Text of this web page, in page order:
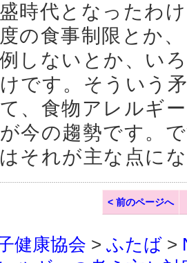
時代となったわ
の食事制限とか
しないとか、い
です。そういう
、食物アレルギ
今の趨勢です。
それが主な点に
< 前のページへ
健康協会 > ふたば >